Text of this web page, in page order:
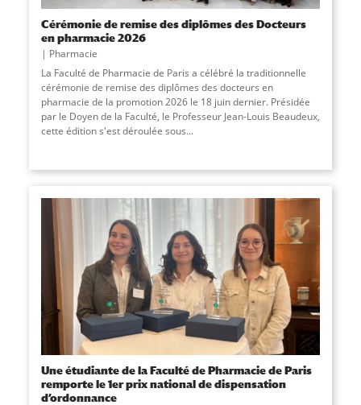
Cérémonie de remise des diplômes des Docteurs
en pharmacie 2026
Pharmacie
La Faculté de Pharmacie de Paris a célébré la traditionnelle
cérémonie de remise des diplômes des docteurs en
pharmacie de la promotion 2026 le 18 juin dernier. Présidée
par le Doyen de la Faculté, le Professeur Jean-Louis Beaudeux,
cette édition s'est déroulée sous...
Une étudiante de la Faculté de Pharmacie de Paris
remporte le 1er prix national de dispensation
d’ordonnance